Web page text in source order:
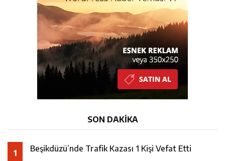
Çeyrek Asırlık Eser Okuyucularıyla Buluştu
Beşikdüzü’nde Trafik Kazası 1 Kişi Vefat Etti
SON DAKİKA
1 Beşikdüzü’nde Trafik Kazası 1 Kişi Vefat Etti